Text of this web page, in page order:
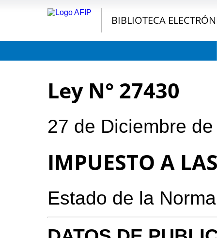
BIBLIOTECA
Ley N° 27430
27 de Diciembre
IMPUESTO A
Estado de la